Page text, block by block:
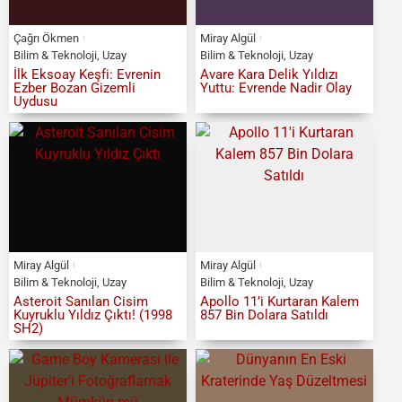
Çağrı Ökmen
Bilim & Teknoloji Uzay
İlk Eksoay Keşfi: Evrenin
Ezber Bozan Gizemli
Uydusu
Miray Algül
Bilim & Teknoloji, Uzay
Avare Kara Delik Yıldızı
Yuttu: Evrende Nadir Olay
Miray Algül
Bilim & Teknoloji Uzay
Asteroit Sanılan Cisim
Kuyruklu Yıldız Çıktı! (1998
SH2)
Miray Algül
Bilim & Teknoloji, Uzay
Apollo 11’i Kurtaran Kalem
857 Bin Dolara Satıldı